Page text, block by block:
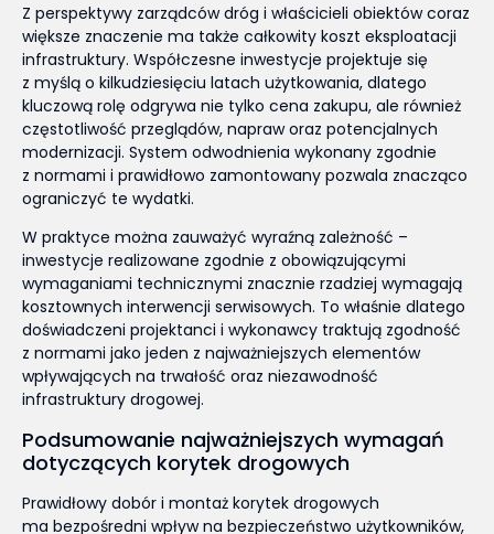
Z perspektywy zarządców dróg i właścicieli obiektów coraz
większe znaczenie ma także całkowity koszt eksploatacji
infrastruktury. Współczesne inwestycje projektuje się
z myślą o kilkudziesięciu latach użytkowania, dlatego
kluczową rolę odgrywa nie tylko cena zakupu, ale również
częstotliwość przeglądów, napraw oraz potencjalnych
modernizacji. System odwodnienia wykonany zgodnie
z normami i prawidłowo zamontowany pozwala znacząco
ograniczyć te wydatki.
W praktyce można zauważyć wyraźną zależność –
inwestycje realizowane zgodnie z obowiązującymi
wymaganiami technicznymi znacznie rzadziej wymagają
kosztownych interwencji serwisowych. To właśnie dlatego
doświadczeni projektanci i wykonawcy traktują zgodność
z normami jako jeden z najważniejszych elementów
wpływających na trwałość oraz niezawodność
infrastruktury drogowej.
Podsumowanie najważniejszych wymagań
dotyczących korytek drogowych
Prawidłowy dobór i montaż korytek drogowych
ma bezpośredni wpływ na bezpieczeństwo użytkowników,